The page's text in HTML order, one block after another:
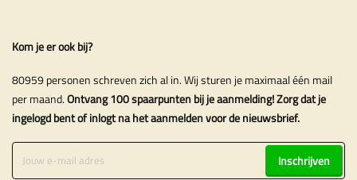
Kom je er ook bij?
80959 personen schreven zich al in. Wij sturen je maximaal één mail
per maand.Ontvang 100 spaarpunten bij je aanmelding! Zorg dat je
ingelogd bent of inlogt na het aanmelden voor de nieuwsbrief.
Inschrijven